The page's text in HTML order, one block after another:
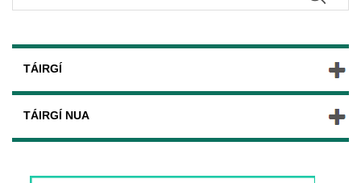
TÁIRGÍ
TÁIRGÍ NUA